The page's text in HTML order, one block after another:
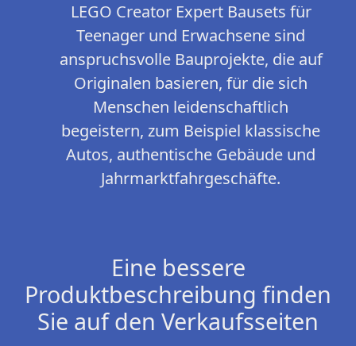
LEGO Creator Expert Bausets für
Teenager und Erwachsene sind
anspruchsvolle Bauprojekte, die auf
Originalen basieren, für die sich
Menschen leidenschaftlich
begeistern, zum Beispiel klassische
Autos, authentische Gebäude und
Jahrmarktfahrgeschäfte.
Eine bessere
Produktbeschreibung finden
Sie auf den Verkaufsseiten